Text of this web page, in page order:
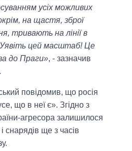
усіх можливих
на щастя, зброї
тривають на лінії в
Уявіть цей масштаб! Це
до Праги», - зазначив
повідомив, що росія
що в неї є». Згідно з
агресора залишилося
снарядів ще з часів